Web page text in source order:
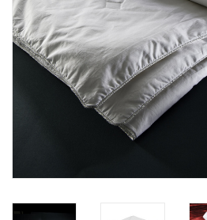
Tisch & Küche
Geschenkideen und